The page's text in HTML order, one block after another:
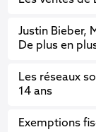
Justin Bieber,
De plus en
Les réseaux
14 ans
Exemptions